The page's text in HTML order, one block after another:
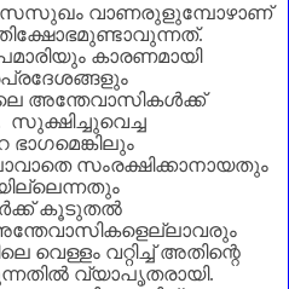
സസുഖം വാണരുളുമ്പോഴാണ്‌
കാരണമായി
അന്തേവാസികൾക്ക്
സുക്ഷിച്ചുവെച്ച
സംരക്ഷിക്കാനായതും
കൂടുതൽ
വറ്റിച്ച് അതിന്റെ
വ്യാപൃതരായി.